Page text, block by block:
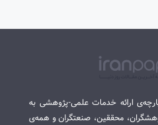
ارائه خدمات علمی-پژوهشی به
محققین، صنعتگران و همه‌ی